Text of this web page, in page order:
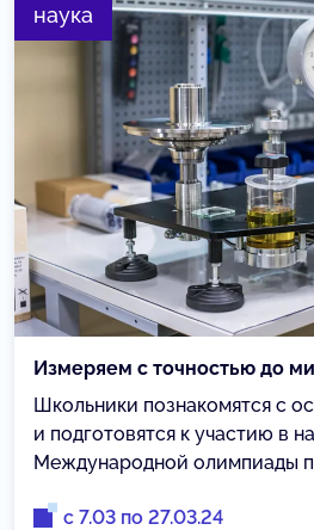
наука
Измеряем с точностью до
Школьники познакомятся с
и подготовятся к участию в
Международной олимпиады
с 7.03 по 27.03.24